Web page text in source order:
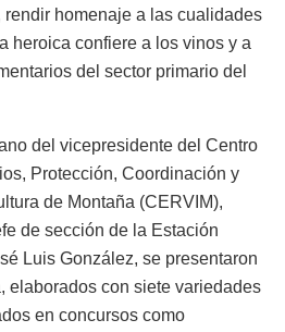
rendir homenaje a las cualidades
heroica confiere a los vinos y a
del sector primario del
del vicepresidente del Centro
Protección, Coordinación y
de Montaña (CERVIM),
de sección de la Estación
Luis González, se presentaron
elaborados con siete variedades
en concursos como